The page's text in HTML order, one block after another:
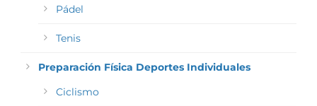
Pádel
Tenis
Preparación Física Deportes Individuales
Ciclismo